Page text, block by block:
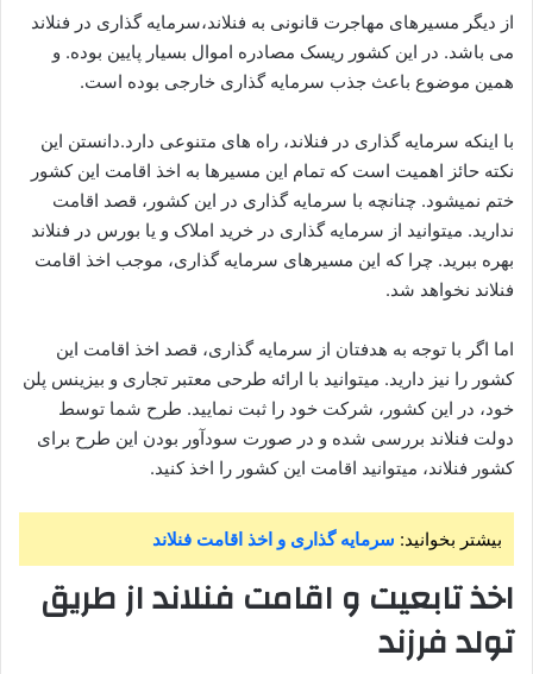
از دیگر مسیرهای مهاجرت قانونی به فنلاند،سرمایه گذاری در فنلاند
می باشد. در این کشور ریسک مصادره اموال بسیار پایین بوده. و
همین موضوع باعث جذب سرمایه گذاری خارجی بوده است.
با اینکه سرمایه گذاری در فنلاند، راه های متنوعی دارد.دانستن این
نکته حائز اهمیت است که تمام این مسیرها به اخذ اقامت این کشور
ختم نمیشود. چنانچه با سرمایه گذاری در این کشور، قصد اقامت
ندارید. میتوانید از سرمایه گذاری در خرید املاک و یا بورس در فنلاند
بهره ببرید. چرا که این مسیرهای سرمایه گذاری، موجب اخذ اقامت
فنلاند نخواهد شد.
اما اگر با توجه به هدفتان از سرمایه گذاری، قصد اخذ اقامت این
کشور را نیز دارید. میتوانید با ارائه طرحی معتبر تجاری و بیزینس پلن
خود، در این کشور، شرکت خود را ثبت نمایید. طرح شما توسط
دولت فنلاند بررسی شده و در صورت سودآور بودن این طرح برای
کشور فنلاند، میتوانید اقامت این کشور را اخذ کنید.
بیشتر بخوانید: سرمایه گذاری و اخذ اقامت فنلاند
اخذ تابعیت و اقامت فنلاند از طریق
تولد فرزند